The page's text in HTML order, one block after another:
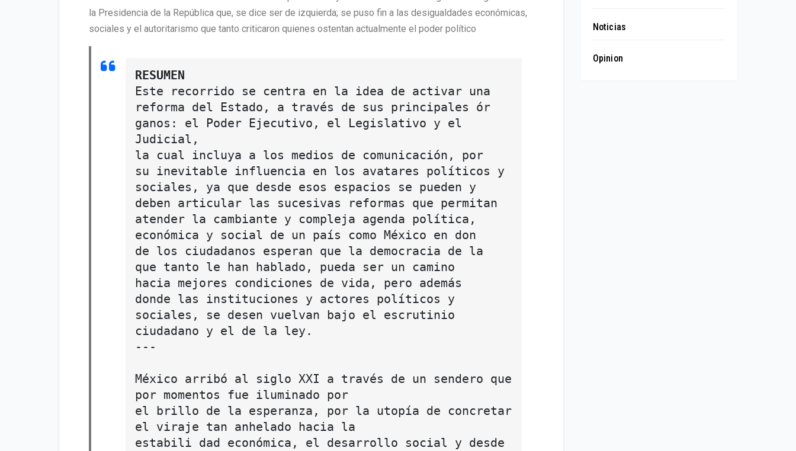
la Presidencia de la República que, se dice ser de izquierda; se puso fin a las desigualdades económicas,
sociales y el autoritarismo que tanto criticaron quienes ostentan actualmente el poder político
RESUMEN
Este recorrido se centra en la idea de activar una
reforma del Estado, a través de sus principales ór
ganos: el Poder Ejecutivo, el Legislativo y el
Judicial,
la cual incluya a los medios de comunicación, por
su inevitable influencia en los avatares políticos y
sociales, ya que desde esos espacios se pueden y
deben articular las sucesivas reformas que permitan
atender la cambiante y compleja agenda política,
económica y social de un país como México en don
de los ciudadanos esperan que la democracia de la
que tanto le han hablado, pueda ser un camino
hacia mejores condiciones de vida, pero además
donde las instituciones y actores políticos y
sociales, se desen vuelvan bajo el escrutinio
ciudadano y el de la ley.
---
México arribó al siglo XXI a través de un sendero que
por momentos fue iluminado por
el brillo de la esperanza, por la utopía de concretar
el viraje tan anhelado hacia la
estabili dad económica, el desarrollo social y desde
Noticias
Opinion